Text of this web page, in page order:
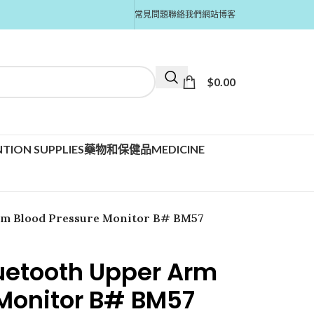
常見問題聯絡我們網站博客
$0.00
SUPPLIES藥物和保健品MEDICINE
Blood Pressure Monitor B# BM57
Upper Arm
B# BM57